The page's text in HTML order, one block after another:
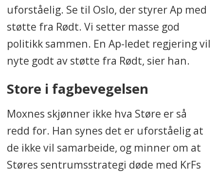
uforståelig. Se til Oslo, der styrer Ap med
støtte fra Rødt. Vi setter masse god
politikk sammen. En Ap-ledet regjering vil
nyte godt av støtte fra Rødt, sier han.
Store i fagbevegelsen
Moxnes skjønner ikke hva Støre er så
redd for. Han synes det er uforståelig at
de ikke vil samarbeide, og minner om at
Støres sentrumsstrategi døde med KrFs